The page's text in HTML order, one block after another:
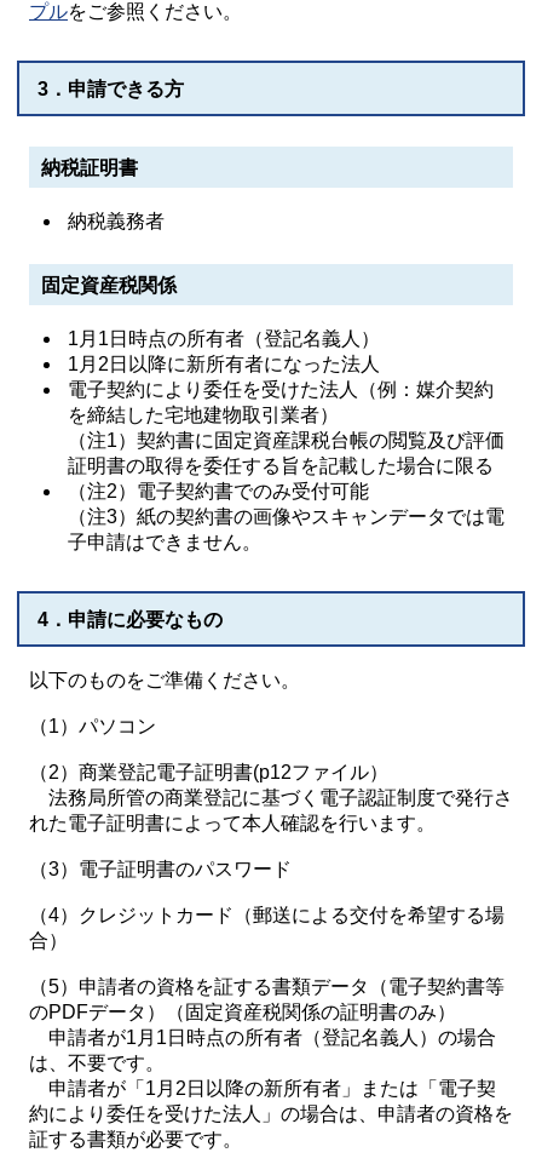
プルをご参照ください。
3．申請できる方
納税証明書
納税義務者
固定資産税関係
1月1日時点の所有者（登記名義人）
1月2日以降に新所有者になった法人
電子契約により委任を受けた法人（例：媒介契約
を締結した宅地建物取引業者）
（注1）契約書に固定資産課税台帳の閲覧及び評価
証明書の取得を委任する旨を記載した場合に限る
（注2）電子契約書でのみ受付可能
（注3）紙の契約書の画像やスキャンデータでは電
子申請はできません。
4．申請に必要なもの
以下のものをご準備ください。
（1）パソコン
（2）商業登記電子証明書(p12ファイル）
法務局所管の商業登記に基づく電子認証制度で発行さ
れた電子証明書によって本人確認を行います。
（3）電子証明書のパスワード
（4）クレジットカード（郵送による交付を希望する場
合）
（5）申請者の資格を証する書類データ（電子契約書等
のPDFデータ）（固定資産税関係の証明書のみ）
申請者が1月1日時点の所有者（登記名義人）の場合
は、不要です。
申請者が「1月2日以降の新所有者」または「電子契
約により委任を受けた法人」の場合は、申請者の資格を
証する書類が必要です。